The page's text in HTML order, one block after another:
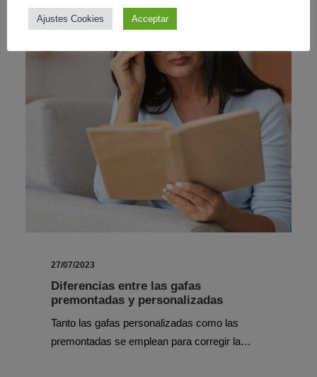
27/07/2023
Diferencias entre las gafas
premontadas y personalizadas
Tanto las gafas personalizadas como las
premontadas se emplean para corregir la…
Ajustes Cookies Acceptar